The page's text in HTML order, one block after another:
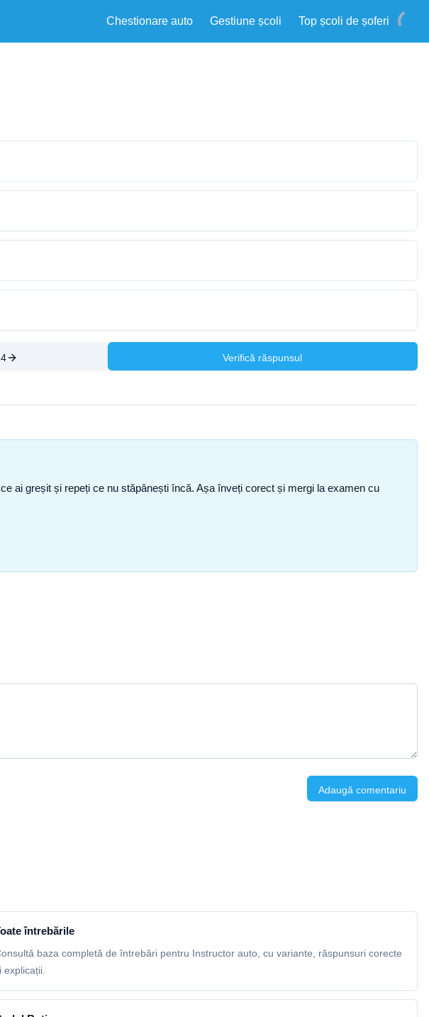
Chestionare auto Gestiune școli Top școli de șoferi
Verifică răspunsul
ai greșit și repeți ce nu stăpânești încă. Așa înveți corect și mergi la examen cu
Adaugă comentariu
întrebările
baza completă de întrebări pentru Instructor auto, cu variante, răspunsuri corecte
explicații.